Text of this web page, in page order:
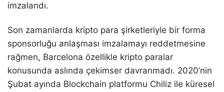
imzalandı.
Son zamanlarda kripto para şirketleriyle bir forma
sponsorluğu anlaşması imzalamayı reddetmesine
rağmen, Barcelona özellikle kripto paralar
konusunda aslında çekimser davranmadı. 2020’nin
Şubat ayında Blockchain platformu Chiliz ile küresel